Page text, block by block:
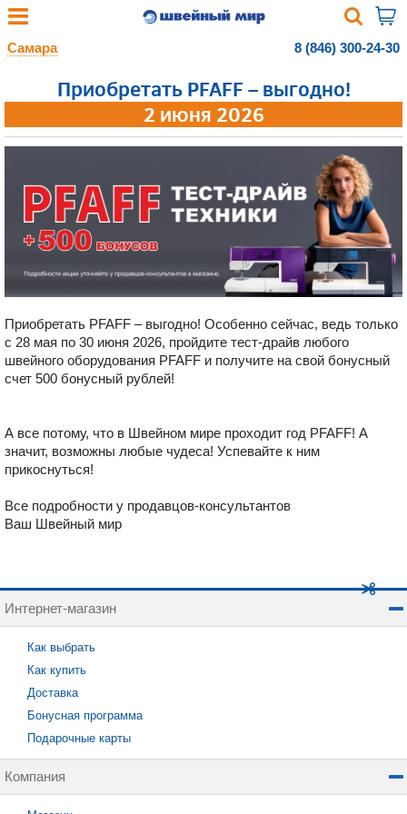
Самара 8 (846) 300-24-30
Приобретать PFAFF – выгодно!
2 июня 2026
Приобретать PFAFF – выгодно! Особенно сейчас, ведь только
с 28 мая по 30 июня 2026, пройдите тест-драйв любого
швейного оборудования PFAFF и получите на свой бонусный
счет 500 бонусный рублей!
А все потому, что в Швейном мире проходит год PFAFF! А
значит, возможны любые чудеса! Успевайте к ним
прикоснуться!
Все подробности у продавцов-консультантов
Ваш Швейный мир
Интернет-магазин
Как выбрать
Как купить
Доставка
Бонусная программа
Подарочные карты
Компания